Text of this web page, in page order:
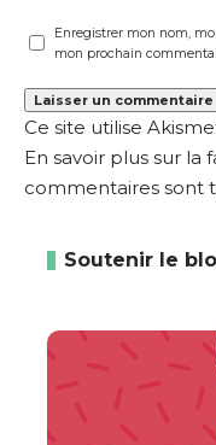
Enregistrer mon nom,
mon prochain
Ce site utilise
En savoir plus sur la
commentaires sont
Soutenir le